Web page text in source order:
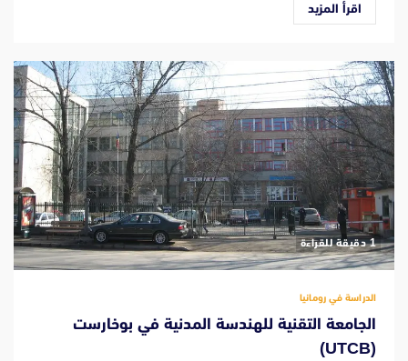
اقرأ المزيد
‫1 دقيقة للقراءة
الدراسة في رومانيا
الجامعة التقنية للهندسة المدنية في بوخارست
(UTCB)